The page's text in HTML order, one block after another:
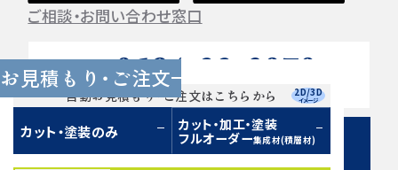
お見積もり・ご注文
自動お見積もり・ご注文はこちらから
カット・塗装のみ
カット・加工・塗装
フルオーダー集成材(積層材)
2D/3D
イメージ
ご相談・お問い合わせ窓口
Tel. 0584-33-2070
営業時間 9:00〜17:00（土日祝 定休）